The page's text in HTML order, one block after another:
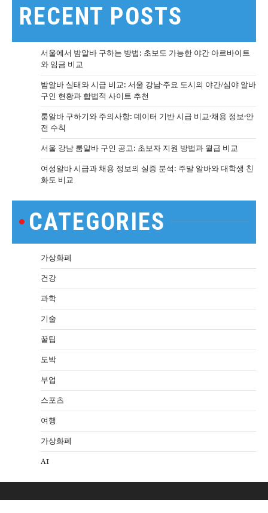
RECENT POSTS
서울에서 밤알바 구하는 방법: 초보도 가능한 야간 아르바이트
와 임금 비교
밤알바 실태와 시급 비교: 서울 강남·주요 도시의 야간/심야 알바
구인 현황과 합법적 사이트 추천
룸알바 구하기와 주의사항: 데이터 기반 시급 비교·채용 정보·안
전 수칙
서울 강남 룸알바 구인 공고: 초보자 지원 방법과 월급 비교
여성알바 시급과 채용 정보의 실증 분석: 주말 알바와 대학생 친
화도 비교
CATEGORIES
가상화폐
건강
과학
기술
꿀팁
도박
부업
스포츠
여행
가상화폐
AI